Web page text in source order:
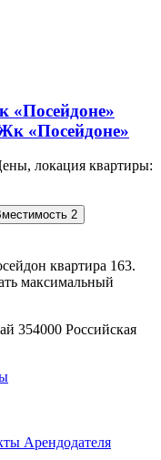
«Посейдоне»
локация квартиры:
2
квартира 163.
максимальный
354000 Российская
Арендодателя